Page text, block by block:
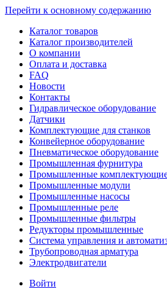
Перейти к основному содержанию
Каталог товаров
Каталог производителей
О компании
Оплата и доставка
FAQ
Новости
Контакты
Гидравлическое оборудование
Датчики
Комплектующие для станков
Конвейерное оборудование
Пневматическое оборудование
Промышленная фурнитура
Промышленные
Промышленные модули
Промышленные насосы
Промышленные реле
Промышленные фильтры
Редукторы промышленные
Система управления и
Трубопроводная арматура
Электродвигатели
Войти